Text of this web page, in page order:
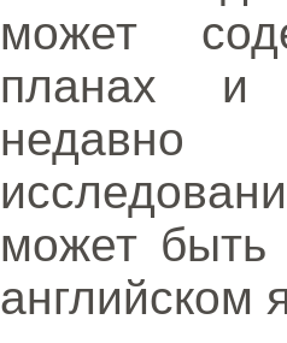
может
планах и
недавно
может быть
английском